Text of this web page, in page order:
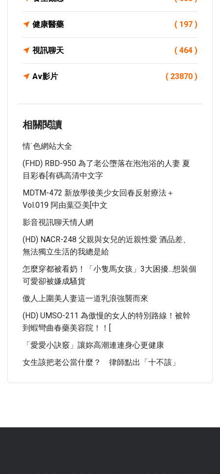
健康醫藥 ( 197 )
視訊聊天 ( 464 )
Av影片 ( 23870 )
相關閱讀
情˙色網站大全
(FHD) RBD-950 為了老公墮落在泡泡浴的人妻 夏
目彩春[有碼高清中文字
MDTM-472 新放學後美少女回春反射療法＋
Vol.019 阿由葉亞美[中文
影音視訊聊天情人網
(HD) NACR-248 父親與女兒的近親性愛 酒品差、
無法獨立生活的我總是給
怎麼穿都被看奶！「小隻馬女孩」3大困擾...想裝個
可愛卻被嫌成騷貨
傲人上圍美人妻這一道乳浪強襲而來
(HD) UMSO-211 為傲慢的女人的特別路線！被幹
到蝦彎曲春藥美容院！！[
「愛愛小訣竅」讓妳高潮連連身心更健康
女生該把老公當什麼？ 律師點出「十不該」